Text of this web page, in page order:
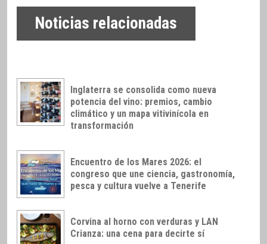
Noticias relacionadas
Inglaterra se consolida como nueva
potencia del vino: premios, cambio
climático y un mapa vitivinícola en
transformación
Encuentro de los Mares 2026: el
congreso que une ciencia, gastronomía,
pesca y cultura vuelve a Tenerife
Corvina al horno con verduras y LAN
Crianza: una cena para decirte sí